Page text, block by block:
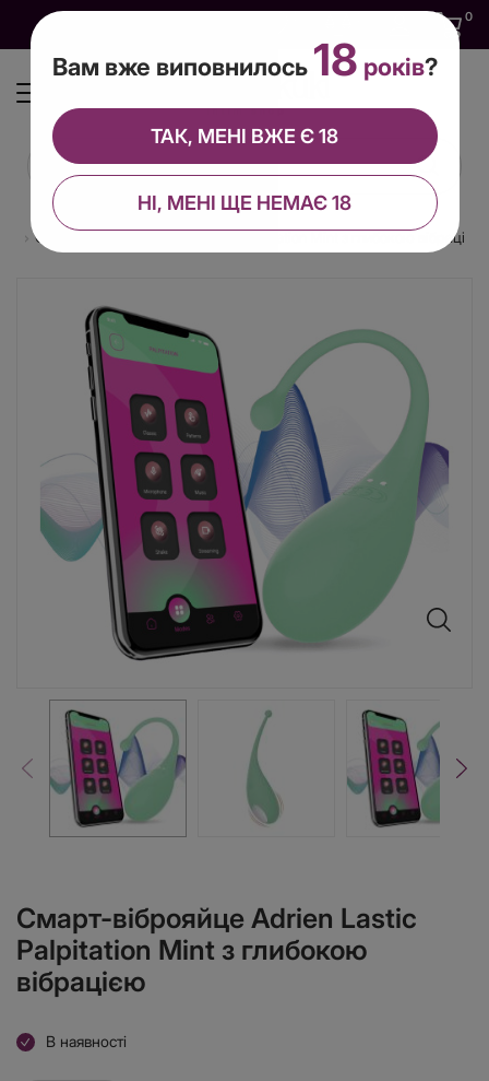
0
Смарт-віброяйце Adrien Lastic Palpitation Mint з глибокою вібрацією
Смарт-віброяйце Adrien Lastic
Palpitation Mint з глибокою
вібрацією
В наявності
Вам вже виповнилось 18 років?
НІ, МЕНІ ЩЕ НЕМАЄ 18
ТАК, МЕНІ ВЖЕ Є 18